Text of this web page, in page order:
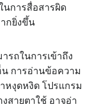
นการสื่อสารผิด
กยิ่งขึ้น
รถในการเข้าถึง
การอ่านข้อความ
หงุดหงิด โปรแกรม
สายตาใช้ อาจอ่า